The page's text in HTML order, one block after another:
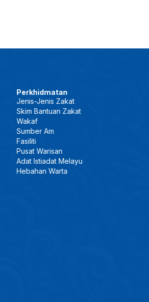
Perkhidmatan
Jenis-Jenis Zakat
Skim Bantuan Zakat
Wakaf
Sumber Am
Fasiliti
Pusat Warisan
Adat Istiadat Melayu
Hebahan Warta